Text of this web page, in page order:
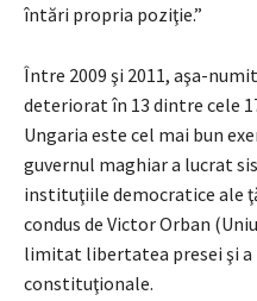
întări propria poziţie.”
Între 2009 şi 2011, aşa-
deteriorat în 13 dintre cele
Ungaria este cel mai bun
guvernul maghiar a lucrat
instituţiile democratice ale
condus de Victor Orban
limitat libertatea presei şi
constituţionale.